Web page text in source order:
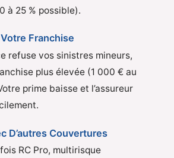
à 25 % possible).
Franchise
refuse vos sinistres mineurs,
plus élevée (1 000 € au
prime baisse et l’assureur
D’autres Couvertures
RC Pro, multirisque